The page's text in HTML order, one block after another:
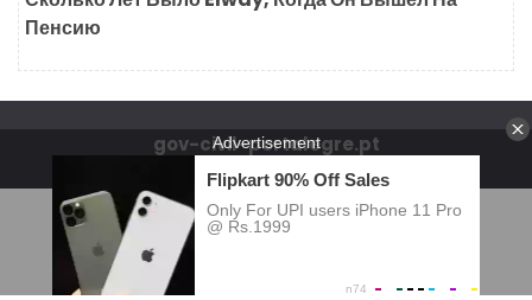
Пенсию
gov-civil-portalegre.pt